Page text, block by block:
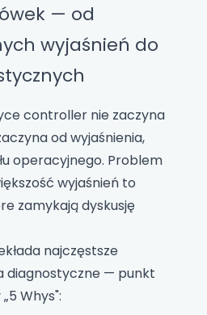
— od
wyjaśnień do
controller nie zaczyna
od wyjaśnienia,
operacyjnego. Problem
wyjaśnień to
zamykają dyskusję
najczęstsze
diagnostyczne — punkt
Whys":